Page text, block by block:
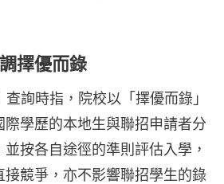
擇優而錄
詢時指，院校以「擇優而錄」
學歷的本地生與聯招申請者分
按各自途徑的準則評估入學，
競爭，亦不影響聯招學生的錄